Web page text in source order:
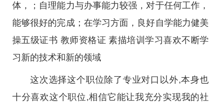
体，；自理能力与办事能力较强，对于任何工作，
能够很好的完成；在学习方面，良好自学能力健美
操五级证书 教师资格证 素描培训学习喜欢不断学
习新的技术和新的领域
这次选择这个职位除了专业对口以外,本身也
十分喜欢这个职位,相信它能让我充分实现我的社